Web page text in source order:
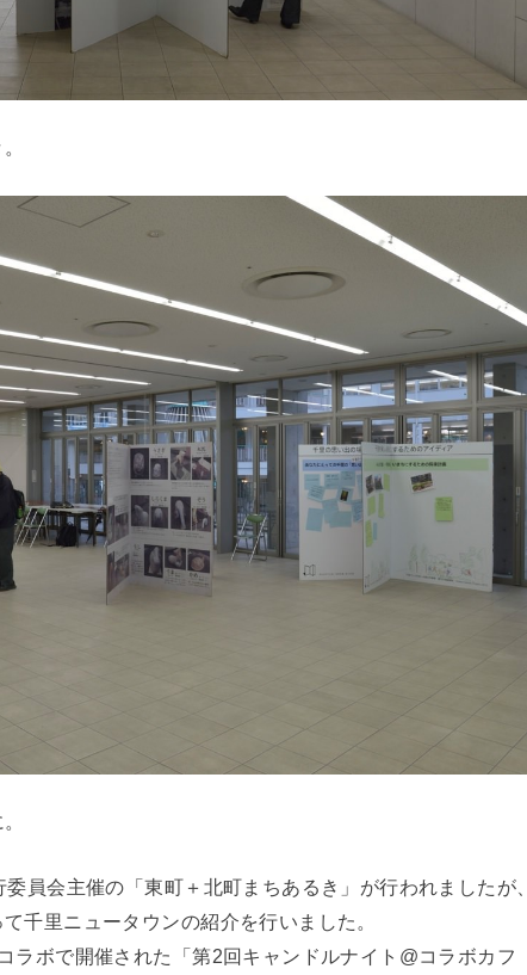
員会主催の「東町＋北町まちあるき」が行われましたが、
千里ニュータウンの紹介を行いました。
ラボで開催された「第2回キャンドルナイト@コラボカフ